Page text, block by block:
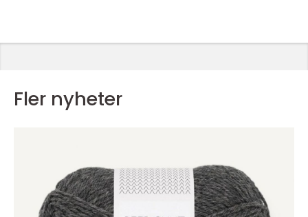
Fler nyheter